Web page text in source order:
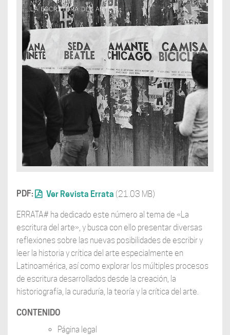
PDF: Ver Revista Errata (21.03 MB)
ERRATA# ha dedicado este número al tema de «La
escritura del arte», y busca con ello presentar diversas
reflexiones sobre las nuevas posibilidades de escribir y
leer la historia y crítica del arte ­especialmente en
Latinoamérica, así como explorar los múltiples procesos
de escritura desarrollados desde la creación, la
historiografía, la curaduría, la teoría y la crítica del arte.
CONTENIDO
Página legal